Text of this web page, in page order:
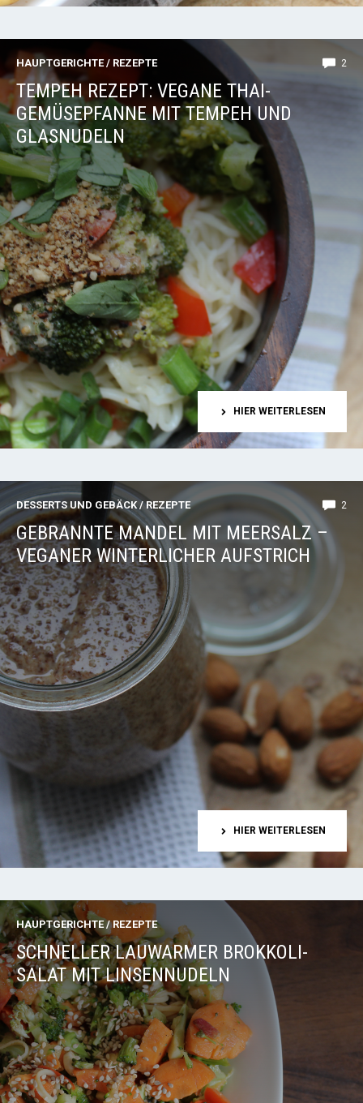
HAUPTGERICHTE/ REZEPTE 2
TEMPEH REZEPT: VEGANE THAI-
GEMÜSEPFANNE MIT TEMPEH UND
GLASNUDELN
HIER WEITERLESEN
DESSERTS UND GEBÄCK/REZEPTE 2
GEBRANNTE MANDEL MIT MEERSALZ –
VEGANER WINTERLICHER AUFSTRICH
HIER WEITERLESEN
HAUPTGERICHTE/REZEPTE
SCHNELLER LAUWARMER BROKKOLI-
SALAT MIT LINSENNUDELN